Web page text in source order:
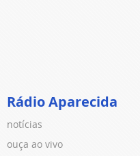
Rádio Aparecida
notícias
ouça ao vivo